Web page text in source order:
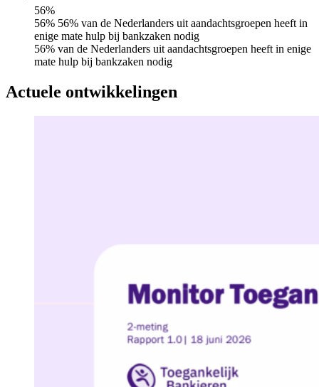
56%
56% 56% van de Nederlanders uit aandachtsgroepen heeft in
enige mate hulp bij bankzaken nodig
56% van de Nederlanders uit aandachtsgroepen heeft in enige
mate hulp bij bankzaken nodig
Actuele ontwikkelingen